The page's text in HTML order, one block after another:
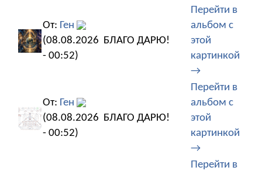
От: Ген
(08.08.2026
- 00:52)
БЛАГО ДАРЮ!
Перейти в
альбом с
этой
картинкой
→
От: Ген
(08.08.2026
- 00:52)
БЛАГО ДАРЮ!
Перейти в
альбом с
этой
картинкой
→
Перейти в